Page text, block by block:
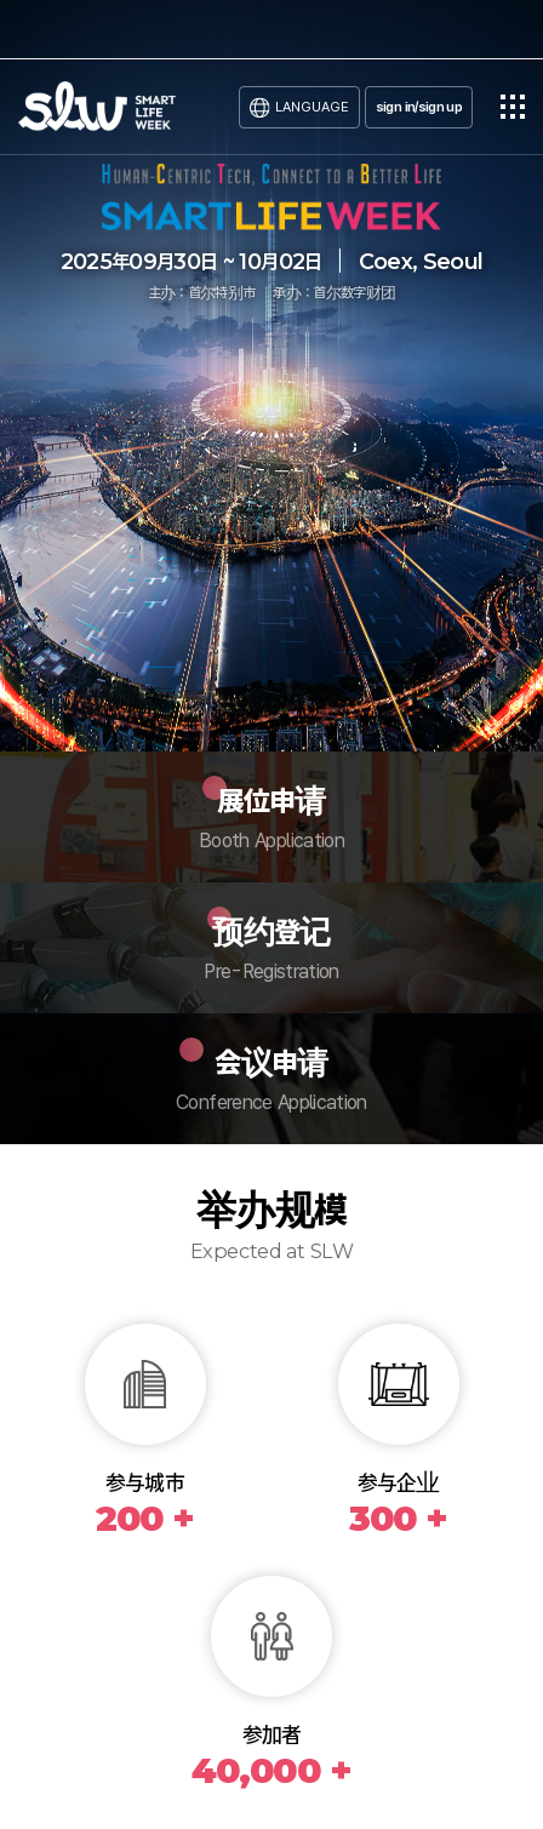
LANGUAGE sign in/sign up
2025年09月30日 ~ 10月02日 Coex, Seoul
主办：首尔特别市 承办：首尔数字财团
展位申请
Booth Application
预约登记
Pre-Registration
会议申请
Conference Application
举办规模
Expected at SLW
参与城市
200 +
参与企业
300 +
参加者
40,000 +